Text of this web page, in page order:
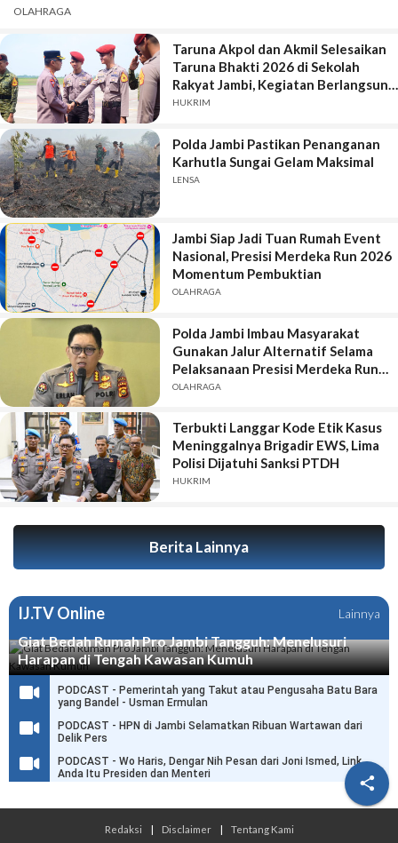

OLAHRAGA
Taruna Akpol dan Akmil Selesaikan
Taruna Bhakti 2026 di Sekolah
Rakyat Jambi, Kegiatan Berlangsung
Aman dan Lancar
HUKRIM
Polda Jambi Pastikan Penanganan
Karhutla Sungai Gelam Maksimal
LENSA
Jambi Siap Jadi Tuan Rumah Event
Nasional, Presisi Merdeka Run 2026
Momentum Pembuktian
OLAHRAGA
Polda Jambi Imbau Masyarakat
Gunakan Jalur Alternatif Selama
Pelaksanaan Presisi Merdeka Run
2026
OLAHRAGA
Terbukti Langgar Kode Etik Kasus
Meninggalnya Brigadir EWS, Lima
Polisi Dijatuhi Sanksi PTDH
HUKRIM
Berita Lainnya
IJ.TV Online Lainnya
Giat Bedah Rumah Pro Jambi Tangguh: Menelusuri
Harapan di Tengah Kawasan Kumuh
PODCAST - Pemerintah yang Takut atau Pengusaha Batu Bara
yang Bandel - Usman Ermulan
PODCAST - HPN di Jambi Selamatkan Ribuan Wartawan dari
Delik Pers
PODCAST - Wo Haris, Dengar Nih Pesan dari Joni Ismed, Link
Anda Itu Presiden dan Menteri
Redaksi | Disclaimer | Tentang Kami